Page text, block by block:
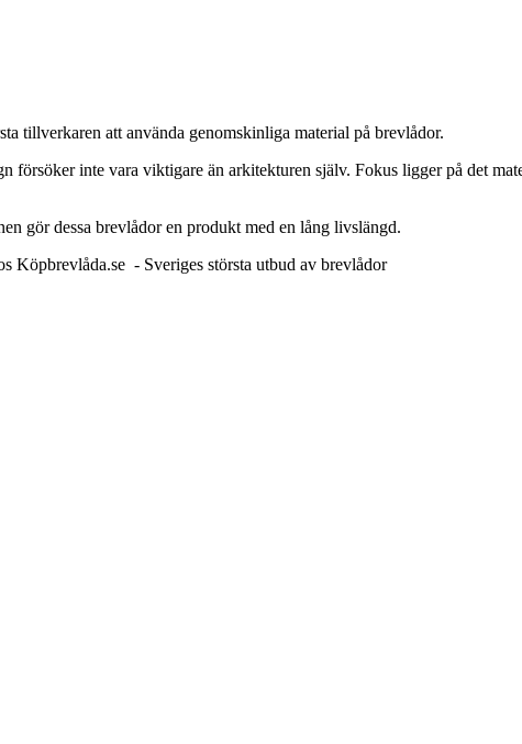
tillverkaren att använda genomskinliga material på brevlådor.
försöker inte vara viktigare än arkitekturen själv. Fokus ligger på det
gör dessa brevlådor en produkt med en lång livslängd.
Köpbrevlåda.se - Sveriges största utbud av brevlådor